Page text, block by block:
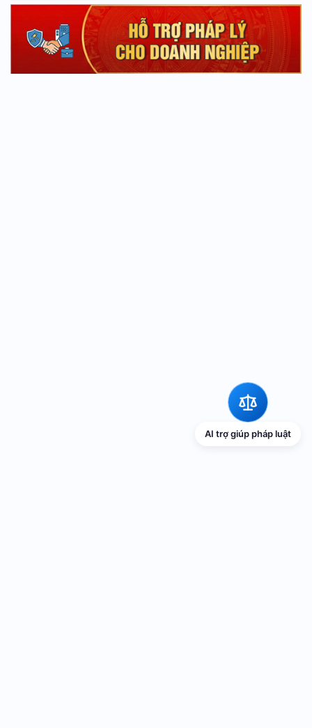
AI trợ giúp pháp luật